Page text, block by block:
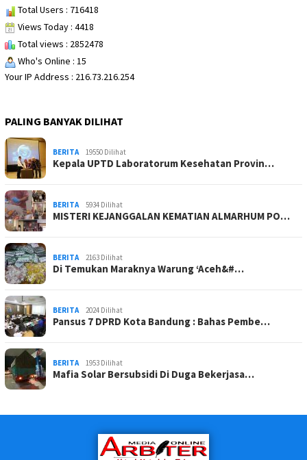
Total Users : 716418
Views Today : 4418
Total views : 2852478
Who's Online : 15
Your IP Address : 216.73.216.254
PALING BANYAK DILIHAT
BERITA 19550 Dilihat
Kepala UPTD Laboratorum Kesehatan Provin…
BERITA 5934 Dilihat
MISTERI KEJANGGALAN KEMATIAN ALMARHUM PO…
BERITA 2163 Dilihat
Di Temukan Maraknya Warung ‘Aceh&#…
BERITA 2024 Dilihat
Pansus 7 DPRD Kota Bandung : Bahas Pembe…
BERITA 1953 Dilihat
Mafia Solar Bersubsidi Di Duga Bekerjasa…